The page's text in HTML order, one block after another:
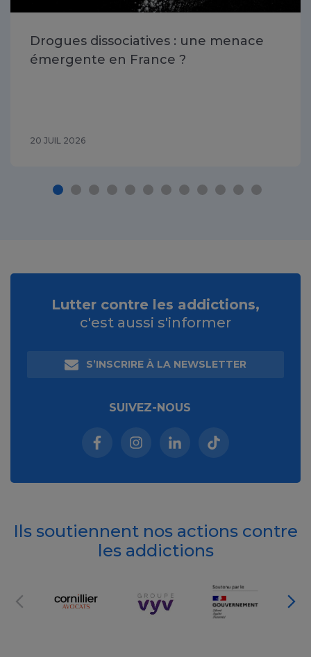
Drogues dissociatives : une menace
émergente en France ?
20 JUIL 2026
Lutter contre les addictions,
c'est aussi s'informer
S’INSCRIRE À LA NEWSLETTER
SUIVEZ-NOUS
Facebook (nouvelle fenêtre)
Instagram (nouvelle fenêtre)
Linkedin (nouvelle
Tiktok (nouvelle
Ils soutiennent nos actions contre
les addictions